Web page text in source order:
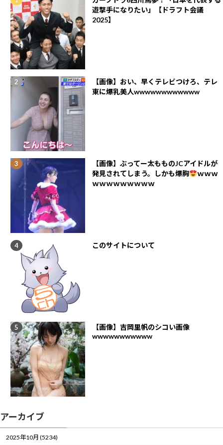
遊撃手になりたい」【ドラフト会議
2025】
【画像】おい、早くテレビつけろ、テレ
東に爆乳美人wwwwwwwwwwww
【画像】ぶってー太もものJCアイドルが
発見されてしまう。しかも爆胸
ｗｗｗ
ｗｗｗｗｗｗｗｗｗ
このサイトについて
【画像】吉岡里帆のシコい画像
wwwwwwwwwww
アーカイブ
2025年10月 (5234)